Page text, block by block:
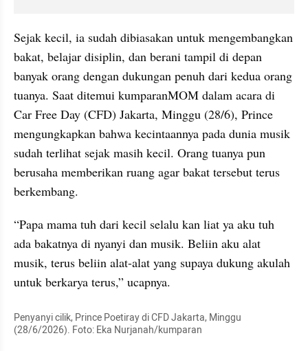
Sejak kecil, ia sudah dibiasakan untuk mengembangkan
bakat, belajar disiplin, dan berani tampil di depan
banyak orang dengan dukungan penuh dari kedua orang
tuanya. Saat ditemui kumparanMOM dalam acara di
Car Free Day (CFD) Jakarta, Minggu (28/6), Prince
mengungkapkan bahwa kecintaannya pada dunia musik
sudah terlihat sejak masih kecil. Orang tuanya pun
berusaha memberikan ruang agar bakat tersebut terus
berkembang.
“Papa mama tuh dari kecil selalu kan liat ya aku tuh
ada bakatnya di nyanyi dan musik. Beliin aku alat
musik, terus beliin alat-alat yang supaya dukung akulah
untuk berkarya terus,” ucapnya.
Penyanyi cilik, Prince Poetiray di CFD Jakarta, Minggu
(28/6/2026). Foto: Eka Nurjanah/kumparan